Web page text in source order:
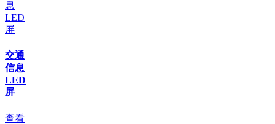
交通
信息
LED
屏
查看